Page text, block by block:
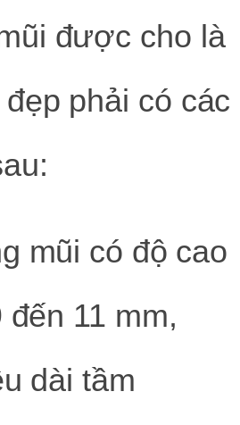
được cho là
phải có các
mũi có độ cao
11 mm,
dài tầm